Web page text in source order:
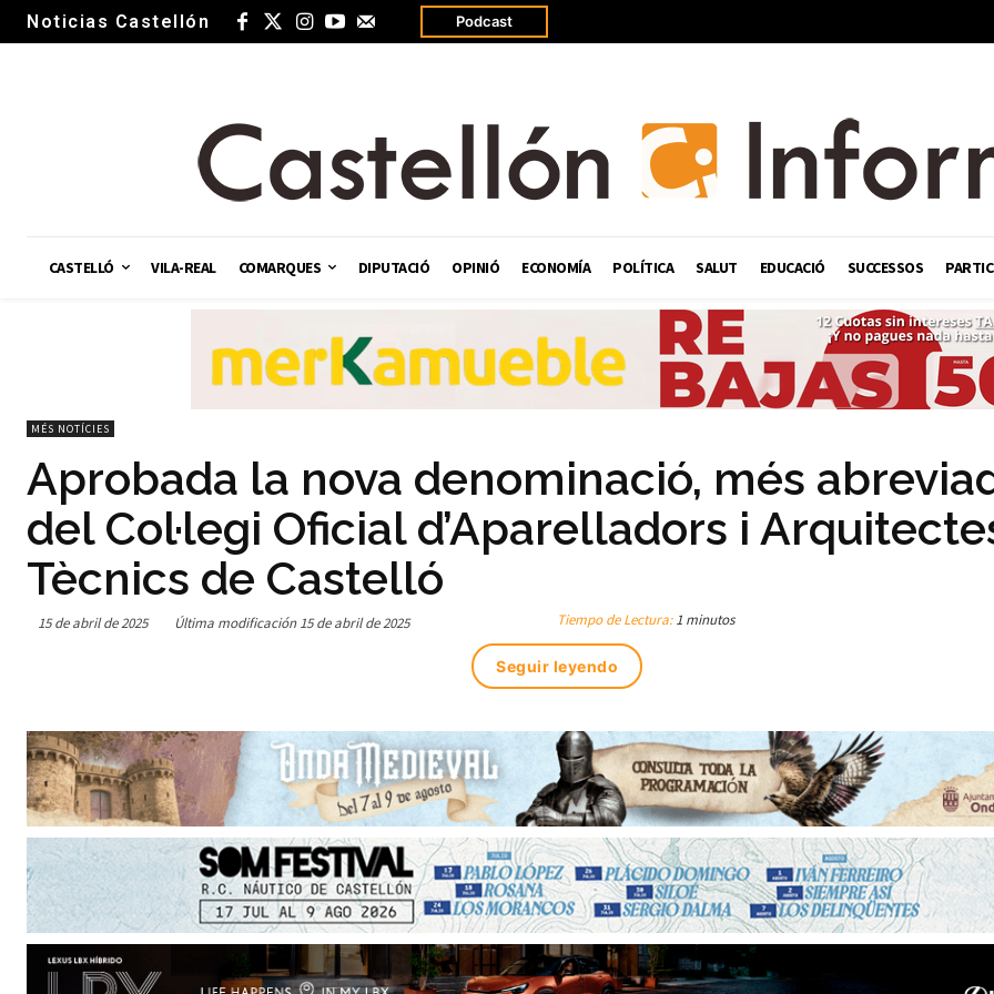
Noticias Castellón Podcast
CASTELLÓ VILA-REAL COMARQUES DIPUTACIÓ OPINIÓ ECONOMÍA POLÍTICA SALUT EDUCACIÓ SUCCESSOS
MÉS NOTÍCIES
Aprobada la nova denominació, més
del Col·legi Oficial d’Aparelladors i
Tècnics de Castelló
15 de abril de 2025 Última modificación 15 de abril de 2025 Tiempo de Lectura:1 minutos
Seguir leyendo